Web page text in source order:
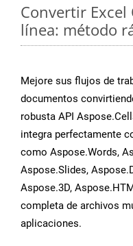
Convertir Excel
línea: método
Mejore sus flujos de
documentos
robusta API
integra perfectamente
como Aspose.Words,
Aspose.Slides,
Aspose.3D,
completa de archivos
aplicaciones.